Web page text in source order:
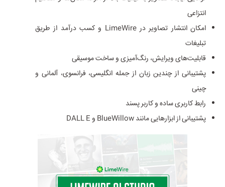
انتزاعی
امکان انتشار تصاویر در LimeWire و کسب درآمد از طریق
تبلیغات
قابلیت‌های ویرایش، رنگ‌آمیزی و ساخت موسیقی
پشتیبانی از چندین زبان از جمله انگلیسی، فرانسوی، آلمانی و
چینی
رابط کاربری ساده و کاربر پسند
پشتیبانی از ابزارهایی مانند BlueWillow و DALL E